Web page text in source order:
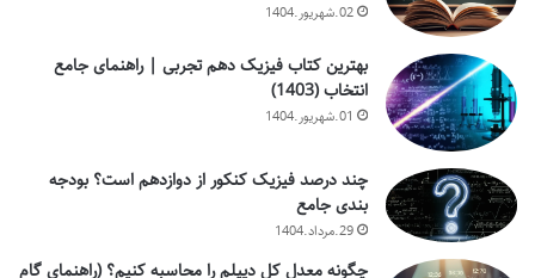
02.شهریور.1404
بهترین کتاب فیزیک دهم تجربی | راهنمای جامع
انتخاب (1403)
01.شهریور.1404
چند درصد فیزیک کنکور از دوازدهم است؟ بودجه
بندی جامع
29.مرداد.1404
چگونه معدل کل دیپلم را محاسبه کنیم؟ (راهنمای گام